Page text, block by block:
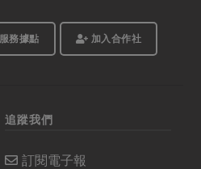
服務據點 加入合作社
追蹤我們
訂閱電子報